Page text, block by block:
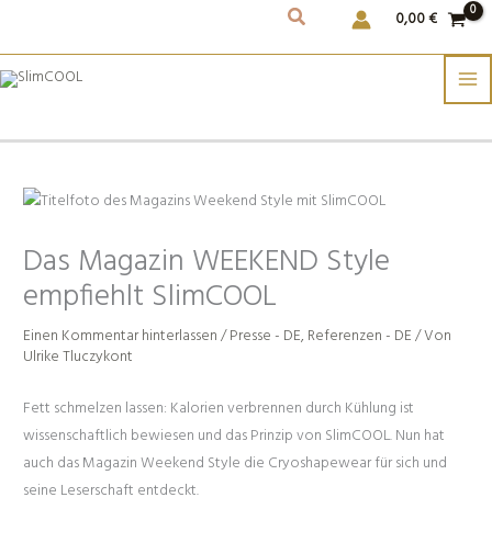
Inhalt
0,00€
Das Magazin WEEKEND Style
empfiehlt SlimCOOL
Einen Kommentar hinterlassen/Presse - DE, Referenzen - DE/ Von
Ulrike Tluczykont
Fett schmelzen lassen: Kalorien verbrennen durch Kühlung ist
wissenschaftlich bewiesen und das Prinzip von SlimCOOL. Nun hat
auch das Magazin Weekend Style die Cryoshapewear für sich und
seine Leserschaft entdeckt.